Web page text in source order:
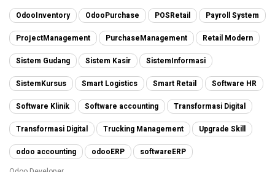
OdooInventory OdooPurchase POSRetail Payroll System
ProjectManagement PurchaseManagement Retail Modern
Sistem Gudang Sistem Kasir SistemInformasi
SistemKursus Smart Logistics Smart Retail Software HR
Software Klinik Software accounting Transformasi Digital
Transformasi Digital Trucking Management Upgrade Skill
odoo accounting odooERP
softwareERP